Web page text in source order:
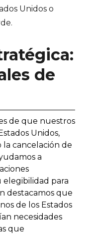
Unidos o
de
de que nuestros
Unidos,
la cancelación de
a
elegibilidad para
destacamos que
de los Estados
necesidades
que